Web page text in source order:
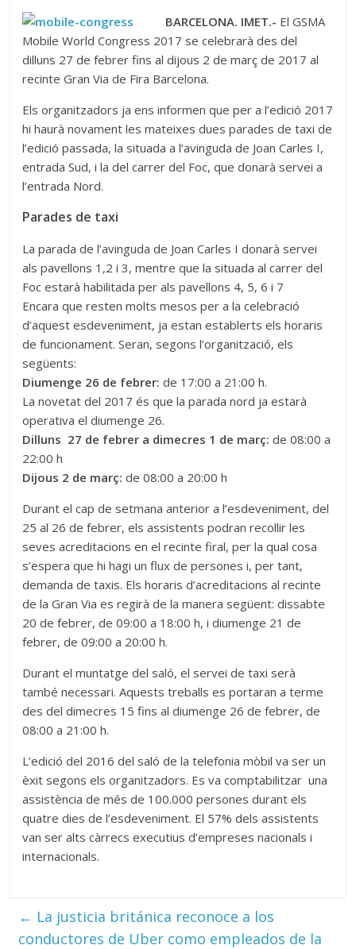
BARCELONA. IMET.- El GSMA
Mobile World Congress 2017 se celebrarà des del
dilluns 27 de febrer fins al dijous 2 de març de 2017 al
recinte Gran Via de Fira Barcelona.
Els organitzadors ja ens informen que per a l’edició 2017
hi haurà novament les mateixes dues parades de taxi de
l’edició passada, la situada a l’avinguda de Joan Carles I,
entrada Sud, i la del carrer del Foc, que donarà servei a
l’entrada Nord.
Parades de taxi
La parada de l’avinguda de Joan Carles I donarà servei
als pavellons 1,2 i 3, mentre que la situada al carrer del
Foc estarà habilitada per als pavellons 4, 5, 6 i 7
Encara que resten molts mesos per a la celebració
d’aquest esdeveniment, ja estan establerts els horaris
de funcionament. Seran, segons l’organització, els
següents:
Diumenge 26 de febrer: de 17:00 a 21:00 h.
La novetat del 2017 és que la parada nord ja estarà
operativa el diumenge 26.
Dilluns 27 de febrer a dimecres 1 de març: de 08:00 a
22:00 h
Dijous 2 de març: de 08:00 a 20:00 h
Durant el cap de setmana anterior a l’esdeveniment, del
25 al 26 de febrer, els assistents podran recollir les
seves acreditacions en el recinte firal, per la qual cosa
s’espera que hi hagi un flux de persones i, per tant,
demanda de taxis. Els horaris d’acreditacions al recinte
de la Gran Via es regirà de la manera següent: dissabte
20 de febrer, de 09:00 a 18:00 h, i diumenge 21 de
febrer, de 09:00 a 20:00 h.
Durant el muntatge del saló, el servei de taxi serà
també necessari. Aquests treballs es portaran a terme
des del dimecres 15 fins al diumenge 26 de febrer, de
08:00 a 21:00 h.
L’edició del 2016 del saló de la telefonia mòbil va ser un
èxit segons els organitzadors. Es va comptabilitzar una
assistència de més de 100.000 persones durant els
quatre dies de l’esdeveniment. El 57% dels assistents
van ser alts càrrecs executius d’empreses nacionals i
internacionals.
← La justicia británica reconoce a los
conductores de Uber como empleados de la